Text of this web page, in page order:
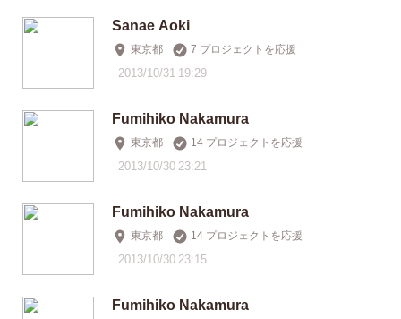
Sanae Aoki
東京都 7 プロジェクトを応援
2013/10/31 19:29
Fumihiko Nakamura
東京都 14 プロジェクトを応援
2013/10/30 23:21
Fumihiko Nakamura
東京都 14 プロジェクトを応援
2013/10/30 23:15
Fumihiko Nakamura